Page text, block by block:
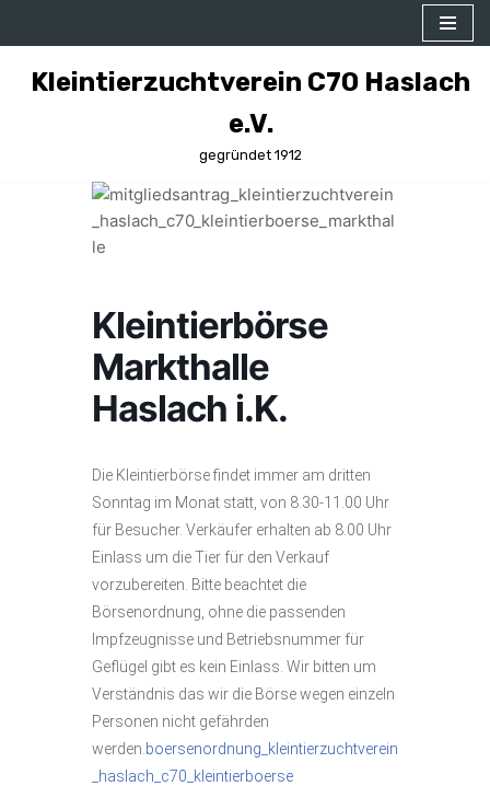
Inhalt
Kleintierzuchtverein C70 Haslach
e.V.
gegründet 1912
Kleintierbörse
Markthalle
Haslach i.K.
Die Kleintierbörse findet immer am dritten
Sonntag im Monat statt, von 8.30-11.00 Uhr
für Besucher. Verkäufer erhalten ab 8.00 Uhr
Einlass um die Tier für den Verkauf
vorzubereiten. Bitte beachtet die
Börsenordnung, ohne die passenden
Impfzeugnisse und Betriebsnummer für
Geflügel gibt es kein Einlass. Wir bitten um
Verständnis das wir die Börse wegen einzeln
Personen nicht gefährden
werden. boersenordnung_kleintierzuchtverein
_haslach_c70_kleintierboerse